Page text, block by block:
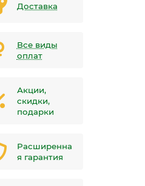
Доставка
Все виды
оплат
Акции,
скидки,
подарки
Расширенна
я гарантия